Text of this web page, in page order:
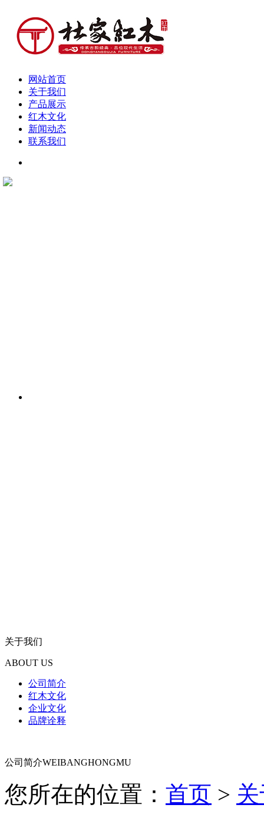
网站首页
关于我们
产品展示
红木文化
新闻动态
联系我们
关于我们
ABOUT US
公司简介
红木文化
企业文化
品牌诠释
公司简介WEIBANGHONGMU
您所在的位置： 首页 >